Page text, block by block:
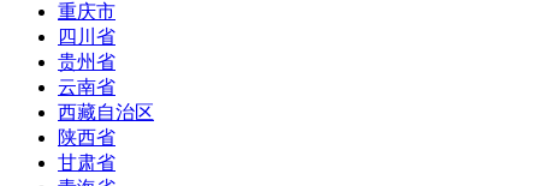
重庆市
四川省
贵州省
云南省
西藏自治区
陕西省
甘肃省